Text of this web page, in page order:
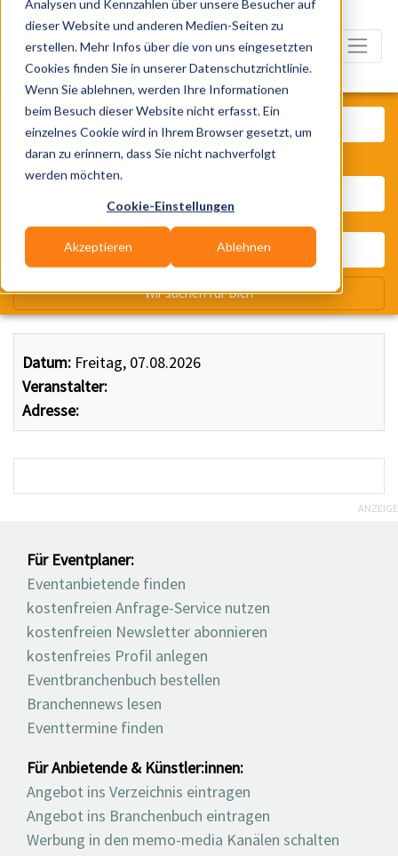
Analysen und Kennzahlen über unsere Besucher auf
dieser Website und anderen Medien-Seiten zu
erstellen. Mehr Infos über die von uns eingesetzten
Cookies finden Sie in unserer Datenschutzrichtlinie.
Wenn Sie ablehnen, werden Ihre Informationen
beim Besuch dieser Website nicht erfasst. Ein
einzelnes Cookie wird in Ihrem Browser gesetzt, um
daran zu erinnern, dass Sie nicht nachverfolgt
werden möchten.
Cookie-Einstellungen
Akzeptieren Ablehnen
Datum: Freitag, 07.08.2026
Veranstalter:
Adresse:
Was? Künstler, Zelte, Bands,
Wir suchen für Dich
ANZEIGE
Für Eventplaner:
Eventanbietende finden
kostenfreien Anfrage-Service nutzen
kostenfreien Newsletter abonnieren
kostenfreies Profil anlegen
Eventbranchenbuch bestellen
Branchennews lesen
Eventtermine finden
Für Anbietende & Künstler:innen:
Angebot ins Verzeichnis eintragen
Angebot ins Branchenbuch eintragen
Werbung in den memo-media Kanälen schalten